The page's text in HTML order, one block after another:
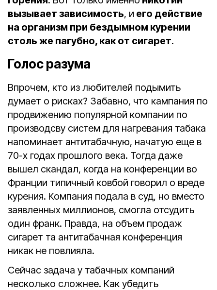
вызывает зависимость, и его действие
на организм при бездымном курении
столь же пагубно, как от сигарет.
Голос разума
Впрочем, кто из любителей подымить
думает о рисках? Забавно, что кампания по
продвижению популярной компании по
производсву систем для нагревания табака
напоминает антитабачную, начатую еще в
70-х годах прошлого века. Тогда даже
вышел скандал, когда на конференции во
Франции типичный ковбой говорил о вреде
курения. Компания подала в суд, но вместо
заявленных миллионов, смогла отсудить
один франк. Правда, на объем продаж
сигарет та антитабачная конференция
никак не повлияла.
Сейчас задача у табачных компаний
несколько сложнее. Как убедить